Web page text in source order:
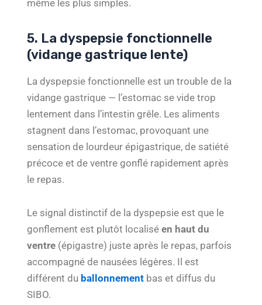
même les plus simples.
5. La dyspepsie fonctionnelle
(vidange gastrique lente)
La dyspepsie fonctionnelle est un trouble de la
vidange gastrique — l’estomac se vide trop
lentement dans l’intestin grêle. Les aliments
stagnent dans l’estomac, provoquant une
sensation de lourdeur épigastrique, de satiété
précoce et de ventre gonflé rapidement après
le repas.
Le signal distinctif de la dyspepsie est que le
gonflement est plutôt localiséen haut du
ventre (épigastre) juste après le repas, parfois
accompagné de nausées légères. Il est
différent du ballonnement bas et diffus du
SIBO.